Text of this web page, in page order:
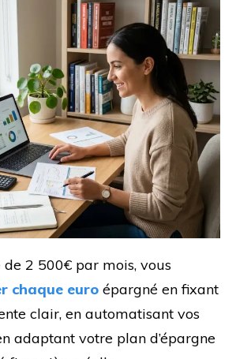
2 500€ par mois, vous
chaque euro épargné en fixant
clair, en automatisant vos
adaptant votre plan d’épargne